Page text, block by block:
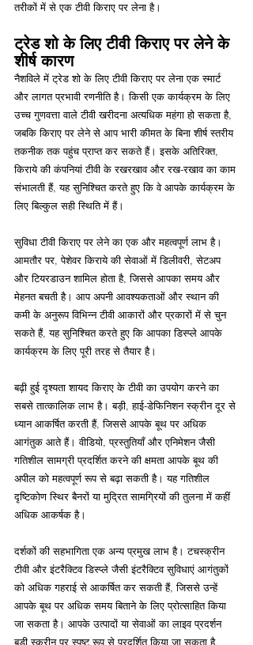
तरीकों में से एक टीवी किराए पर लेना है।
ट्रेड शो के लिए टीवी किराए पर लेने के
शीर्ष कारण
नैशविले में ट्रेड शो के लिए टीवी किराए पर लेना एक स्मार्ट
और लागत प्रभावी रणनीति है। किसी एक कार्यक्रम के लिए
उच्च गुणवत्ता वाले टीवी खरीदना अत्यधिक महंगा हो सकता है,
जबकि किराए पर लेने से आप भारी कीमत के बिना शीर्ष स्तरीय
तकनीक तक पहुंच प्राप्त कर सकते हैं। इसके अतिरिक्त,
किराये की कंपनियां टीवी के रखरखाव और रख-रखाव का काम
संभालती हैं, यह सुनिश्चित करते हुए कि वे आपके कार्यक्रम के
लिए बिल्कुल सही स्थिति में हैं।
सुविधा टीवी किराए पर लेने का एक और महत्वपूर्ण लाभ है।
आमतौर पर, पेशेवर किराये की सेवाओं में डिलीवरी, सेटअप
और टियरडाउन शामिल होता है, जिससे आपका समय और
मेहनत बचती है। आप अपनी आवश्यकताओं और स्थान की
कमी के अनुरूप विभिन्न टीवी आकारों और प्रकारों में से चुन
सकते हैं, यह सुनिश्चित करते हुए कि आपका डिस्प्ले आपके
कार्यक्रम के लिए पूरी तरह से तैयार है।
बढ़ी हुई दृश्यता शायद किराए के टीवी का उपयोग करने का
सबसे तात्कालिक लाभ है। बड़ी, हाई-डेफिनिशन स्क्रीन दूर से
ध्यान आकर्षित करती हैं, जिससे आपके बूथ पर अधिक
आगंतुक आते हैं। वीडियो, प्रस्तुतियाँ और एनिमेशन जैसी
गतिशील सामग्री प्रदर्शित करने की क्षमता आपके बूथ की
अपील को महत्वपूर्ण रूप से बढ़ा सकती है। यह गतिशील
दृष्टिकोण स्थिर बैनरों या मुद्रित सामग्रियों की तुलना में कहीं
अधिक आकर्षक है।
दर्शकों की सहभागिता एक अन्य प्रमुख लाभ है। टचस्क्रीन
टीवी और इंटरैक्टिव डिस्प्ले जैसी इंटरैक्टिव सुविधाएं आगंतुकों
को अधिक गहराई से आकर्षित कर सकती हैं, जिससे उन्हें
आपके बूथ पर अधिक समय बिताने के लिए प्रोत्साहित किया
जा सकता है। आपके उत्पादों या सेवाओं का लाइव प्रदर्शन
बड़ी स्क्रीन पर स्पष्ट रूप से प्रदर्शित किया जा सकता है,